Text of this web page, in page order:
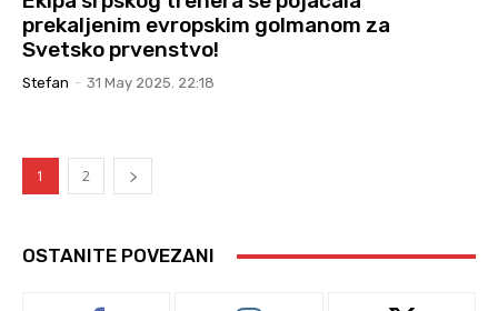
prekaljenim evropskim golmanom za
Svetsko prvenstvo!
Stefan - 31 May 2025. 22:18
1 2
OSTANITE POVEZANI